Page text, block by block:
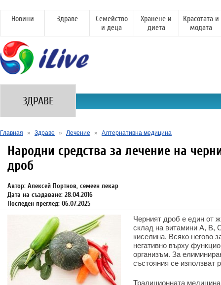
Новини Здраве
Семейство
и деца
Хранене и
диета
Красотата и
модата
ЗДРАВЕ
Главная » Здраве » Лечение » Алтернативна медицина
Народни средства за лечение на
дроб
Автор: Алексей Портнов, семеен лекар
Дата на създаване: 28.04.2016
Последен преглед: 06.07.2025
Черният дроб е един от
склад на витамини A, B,
киселина. Всяко негово
негативно върху
организъм. За
състояния се използват
Традиционната